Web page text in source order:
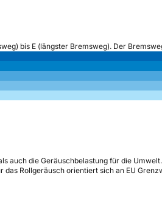
bis E (längster Bremsweg). Der
auch die Geräuschbelastung für die
das Rollgeräusch orientiert sich an EU